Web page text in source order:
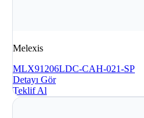
Melexis
MLX91206LDC-CAH-021-SP
Detayı Gör
Teklif Al